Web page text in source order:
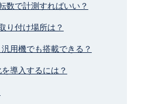
数で計測すればいい？
り付け場所は？
用機でも搭載できる？
導入するには？